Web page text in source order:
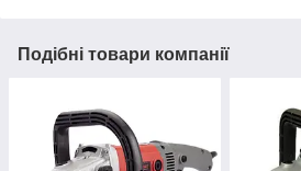
Подібні товари компанії